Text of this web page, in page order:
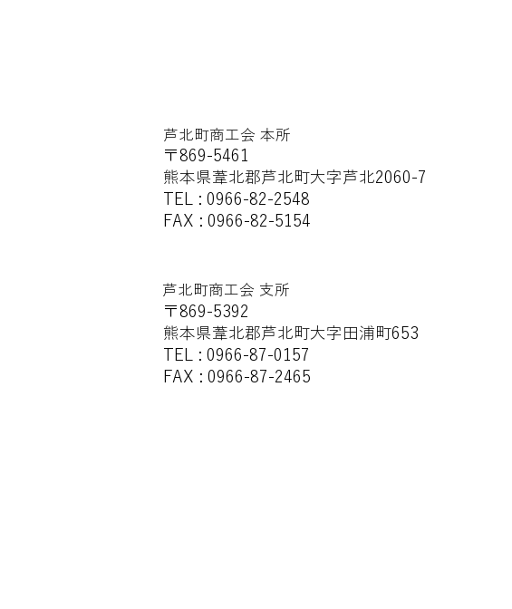
芦北町商工会 本所
〒869-5461
熊本県葦北郡芦北町大字芦北2060-7
TEL : 0966-82-2548
FAX : 0966-82-5154
芦北町商工会 支所
〒869-5392
熊本県葦北郡芦北町大字田浦町653
TEL : 0966-87-0157
FAX : 0966-87-2465